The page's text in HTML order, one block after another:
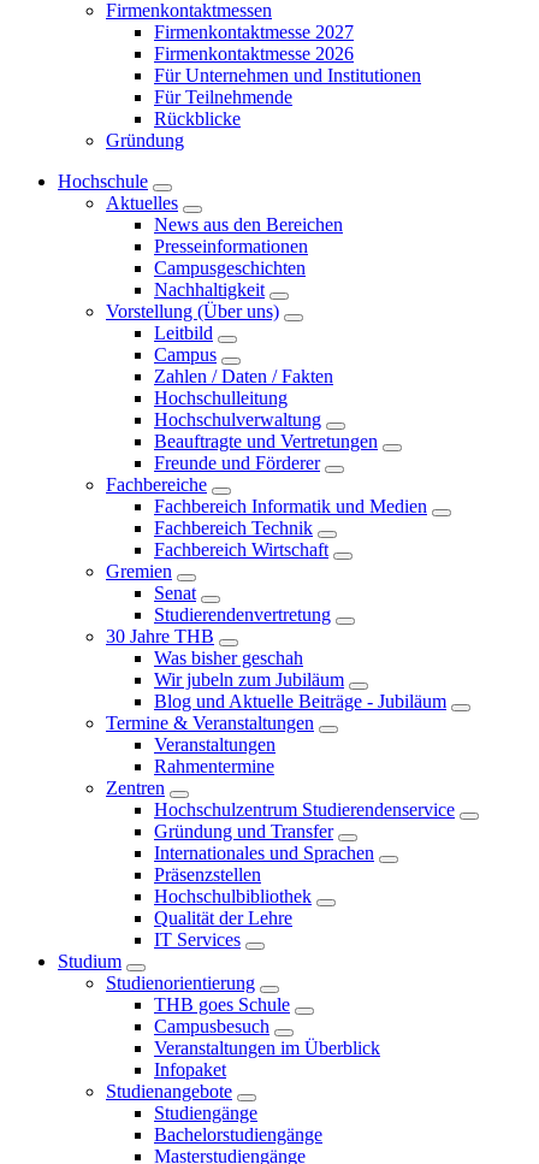
Firmenkontaktmessen
Firmenkontaktmesse 2027
Firmenkontaktmesse 2026
Für Unternehmen und Institutionen
Für Teilnehmende
Rückblicke
Gründung
Hochschule
Aktuelles
News aus den Bereichen
Presseinformationen
Campusgeschichten
Nachhaltigkeit
Vorstellung (Über uns)
Leitbild
Campus
Zahlen / Daten / Fakten
Hochschulleitung
Hochschulverwaltung
Beauftragte und Vertretungen
Freunde und Förderer
Fachbereiche
Fachbereich Informatik und Medien
Fachbereich Technik
Fachbereich Wirtschaft
Gremien
Senat
Studierendenvertretung
30 Jahre THB
Was bisher geschah
Wir jubeln zum Jubiläum
Blog und Aktuelle Beiträge - Jubiläum
Termine & Veranstaltungen
Veranstaltungen
Rahmentermine
Zentren
Hochschulzentrum Studierendenservice
Gründung und Transfer
Internationales und Sprachen
Präsenzstellen
Hochschulbibliothek
Qualität der Lehre
IT Services
Studium
Studienorientierung
THB goes Schule
Campusbesuch
Veranstaltungen im Überblick
Infopaket
Studienangebote
Studiengänge
Bachelorstudiengänge
Masterstudiengänge